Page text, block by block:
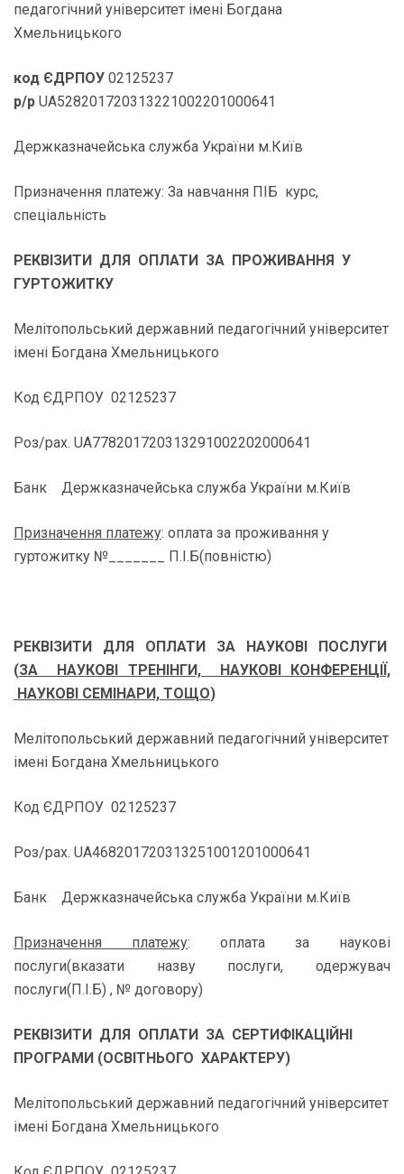
педагогічний університет імені Богдана
Хмельницького
код ЄДРПОУ 02125237
р/р UA528201720313221002201000641
Держказначейська служба України м.Київ
Призначення платежу: За навчання ПІБ курс,
спеціальність
РЕКВІЗИТИ ДЛЯ ОПЛАТИ ЗА ПРОЖИВАННЯ У
ГУРТОЖИТКУ
Мелітопольський державний педагогічний університет
імені Богдана Хмельницького
Код ЄДРПОУ 02125237
Роз/рах. UA778201720313291002202000641
Банк Держказначейська служба України м.Київ
Призначення платежу: оплата за проживання у
гуртожитку №_______ П.І.Б(повністю)
РЕКВІЗИТИ ДЛЯ ОПЛАТИ ЗА НАУКОВІ ПОСЛУГИ
(ЗА НАУКОВІ ТРЕНІНГИ, НАУКОВІ КОНФЕРЕНЦІЇ,
НАУКОВІ СЕМІНАРИ, ТОЩО)
Мелітопольський державний педагогічний університет
імені Богдана Хмельницького
Код ЄДРПОУ 02125237
Роз/рах. UA468201720313251001201000641
Банк Держказначейська служба України м.Київ
Призначення платежу: оплата за наукові
послуги(вказати назву послуги, одержувач
послуги(П.І.Б) , № договору)
РЕКВІЗИТИ ДЛЯ ОПЛАТИ ЗА СЕРТИФІКАЦІЙНІ
ПРОГРАМИ (ОСВІТНЬОГО ХАРАКТЕРУ)
Мелітопольський державний педагогічний університет
імені Богдана Хмельницького